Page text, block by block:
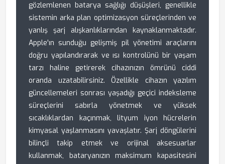
gözlemlenen batarya sağlığı düşüşleri, genellikle
sistemin arka plan optimizasyon süreçlerinden ve
yanlış şarj alışkanlıklarından kaynaklanmaktadır.
Apple'ın sunduğu gelişmiş pil yönetimi araçlarını
doğru yapılandırarak ve ısı kontrolünü bir yaşam
tarzı haline getirerek cihazınızın ömrünü ciddi
oranda uzatabilirsiniz. Özellikle cihazın yazılım
güncellemeleri sonrası yaşadığı geçici indeksleme
süreçlerini sabırla yönetmek ve yüksek
sıcaklıklardan kaçınmak, lityum iyon hücrelerin
kimyasal yaşlanmasını yavaşlatır. Şarj döngülerini
bilinçli takip etmek ve orijinal aksesuarlar
kullanmak, bataryanızın maksimum kapasitesini